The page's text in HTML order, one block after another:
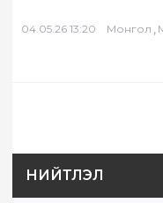
04.05.26 13:20 Монгол ,
НИЙТЛЭЛ